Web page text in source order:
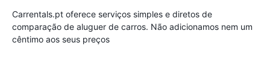
Carrentals.pt oferece serviços simples e diretos de
comparação de aluguer de carros. Não adicionamos nem um
cêntimo aos seus preços